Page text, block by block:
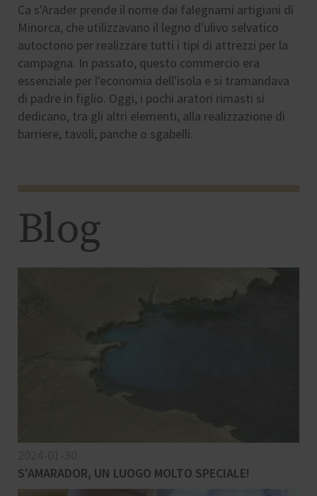
Ca s'Arader prende il nome dai falegnami artigiani di
Minorca, che utilizzavano il legno d'ulivo selvatico
autoctono per realizzare tutti i tipi di attrezzi per la
campagna. In passato, questo commercio era
essenziale per l'economia dell'isola e si tramandava
di padre in figlio. Oggi, i pochi aratori rimasti si
dedicano, tra gli altri elementi, alla realizzazione di
barriere, tavoli, panche o sgabelli.
Blog
S'AMARADOR, UN LUOGO MOLTO SPECIALE!